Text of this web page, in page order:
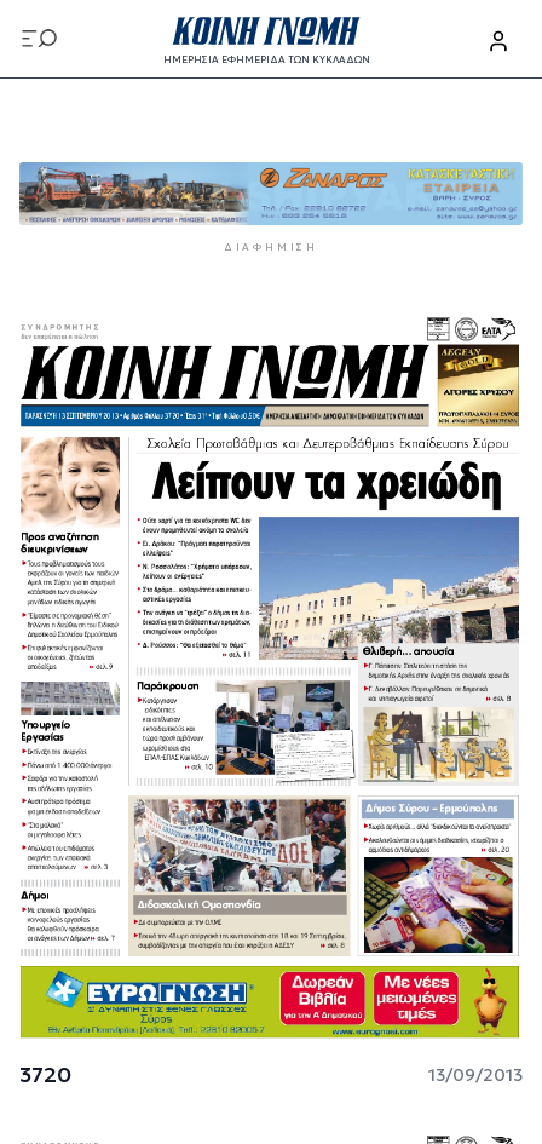
Παράκαμψη προς το κυρίως περιεχόμενο
ΗΜΕΡΗΣΙΑ ΕΦΗΜΕΡΙΔΑ ΤΩΝ ΚΥΚΛΑΔΩΝ
ΔΙΑΦΉΜΙΣΗ
3720 13/09/2013